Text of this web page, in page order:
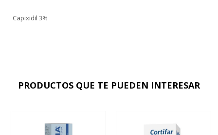
Capixidil 3%
PRODUCTOS QUE TE PUEDEN INTERESAR